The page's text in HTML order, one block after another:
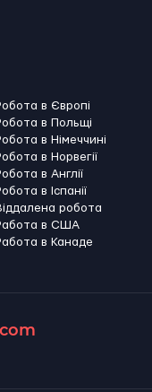
в Європі
в Польщі
в Німеччині
в Норвегії
в Англії
в Іспанії
робота
в США
в Канадe